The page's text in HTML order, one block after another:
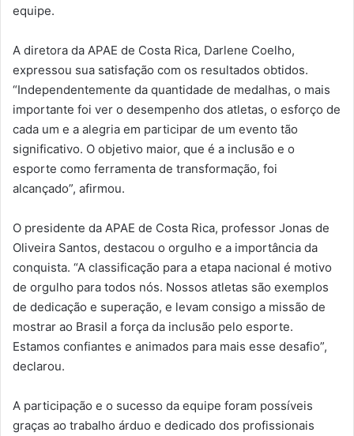
equipe.
A diretora da APAE de Costa Rica, Darlene Coelho,
expressou sua satisfação com os resultados obtidos.
“Independentemente da quantidade de medalhas, o mais
importante foi ver o desempenho dos atletas, o esforço de
cada um e a alegria em participar de um evento tão
significativo. O objetivo maior, que é a inclusão e o
esporte como ferramenta de transformação, foi
alcançado”, afirmou.
O presidente da APAE de Costa Rica, professor Jonas de
Oliveira Santos, destacou o orgulho e a importância da
conquista. “A classificação para a etapa nacional é motivo
de orgulho para todos nós. Nossos atletas são exemplos
de dedicação e superação, e levam consigo a missão de
mostrar ao Brasil a força da inclusão pelo esporte.
Estamos confiantes e animados para mais esse desafio”,
declarou.
A participação e o sucesso da equipe foram possíveis
graças ao trabalho árduo e dedicado dos profissionais